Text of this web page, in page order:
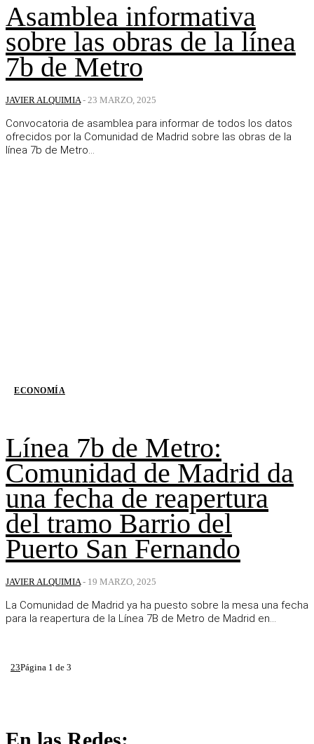
Asamblea informativa
sobre las obras de la línea
7b de Metro
JAVIER ALQUIMIA - 23 MARZO, 2025
Convocatoria de asamblea para informar de todos los datos
ofrecidos por la Comunidad de Madrid sobre las obras de la
línea 7b de Metro...
ECONOMÍA
Línea 7b de Metro:
Comunidad de Madrid da
una fecha de reapertura
del tramo Barrio del
Puerto San Fernando
JAVIER ALQUIMIA - 19 MARZO, 2025
La Comunidad de Madrid ya ha puesto sobre la mesa una fecha
para la reapertura de la Línea 7B de Metro de Madrid en...
23Página 1 de 3